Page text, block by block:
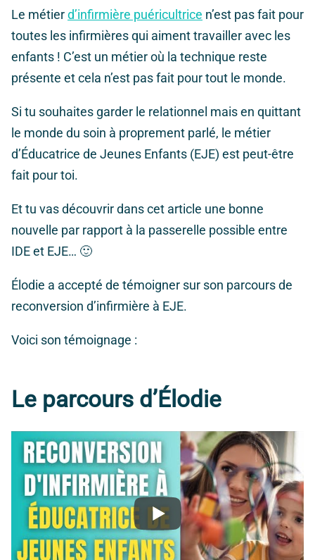
Le métierd’infirmière puéricultrice n’est pas fait pour
toutes les infirmières qui aiment travailler avec les
enfants ! C’est un métier où la technique reste
présente et cela n’est pas fait pour tout le monde.
Si tu souhaites garder le relationnel mais en quittant
le monde du soin à proprement parlé, le métier
d’Éducatrice de Jeunes Enfants (EJE) est peut-être
fait pour toi.
Et tu vas découvrir dans cet article une bonne
nouvelle par rapport à la passerelle possible entre
IDE et EJE… 🙂
Élodie a accepté de témoigner sur son parcours de
reconversion d’infirmière à EJE.
Voici son témoignage :
Le parcours d’Élodie